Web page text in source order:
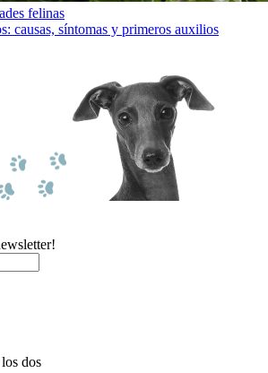
felinas
causas, síntomas y primeros auxilios
dos